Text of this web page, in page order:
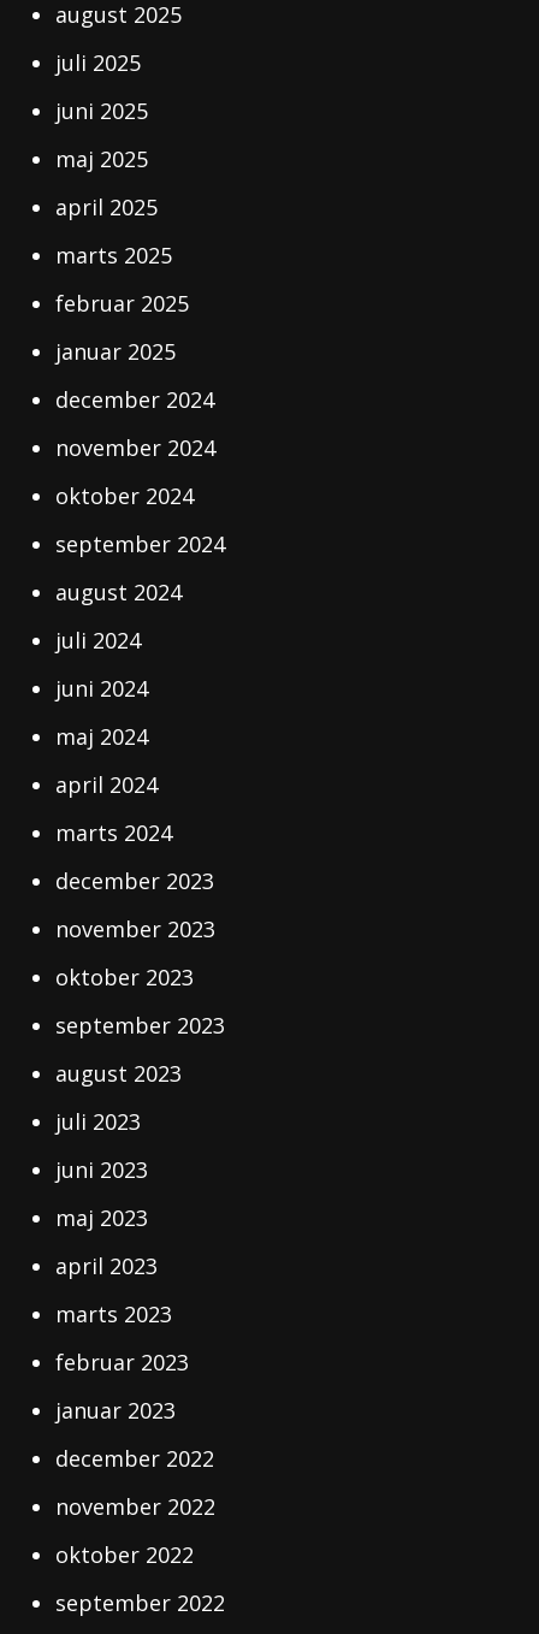
august 2025
juli 2025
juni 2025
maj 2025
april 2025
marts 2025
februar 2025
januar 2025
december 2024
november 2024
oktober 2024
september 2024
august 2024
juli 2024
juni 2024
maj 2024
april 2024
marts 2024
december 2023
november 2023
oktober 2023
september 2023
august 2023
juli 2023
juni 2023
maj 2023
april 2023
marts 2023
februar 2023
januar 2023
december 2022
november 2022
oktober 2022
september 2022